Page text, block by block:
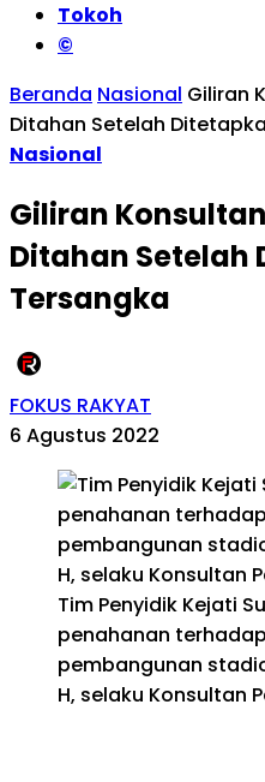
Tokoh
©
Beranda Nasional Giliran
Ditahan Setelah
Nasional
Giliran
Ditahan Setelah
Tersangka
FOKUS RAKYAT
6 Agustus 2022
Tim Penyidik Kejati
penahanan
pembangunan
H, selaku Konsultan